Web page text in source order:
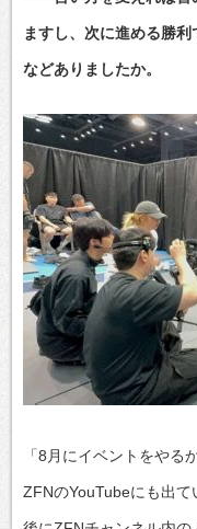
ますし、次に進める勝
などありましたか。
「8月にイベントをやる
ZFNのYouTubeにも出